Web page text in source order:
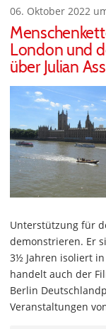
06. Oktober 2022
London und
über Julian
Unterstützung für
demonstrieren. Er
3½ Jahren isoliert
handelt auch der
Berlin
Veranstaltungen